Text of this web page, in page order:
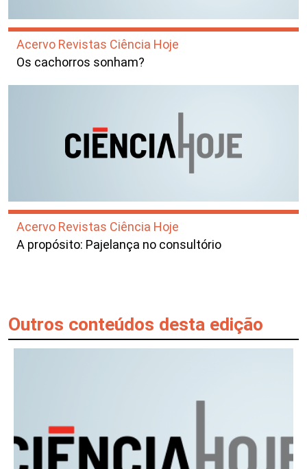
Acervo Revistas Ciência Hoje
Os cachorros sonham?
Acervo Revistas Ciência Hoje
A propósito: Pajelança no consultório
Outros conteúdos desta edição